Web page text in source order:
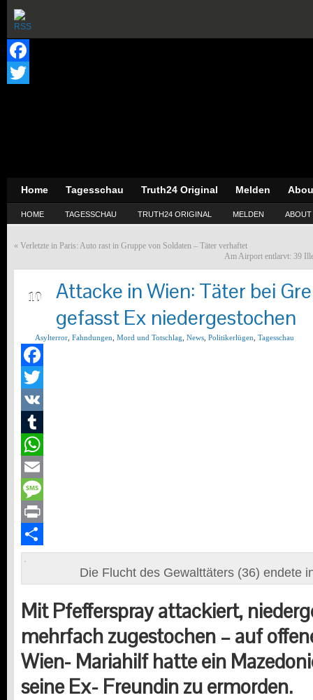
Facebook
Home Tagesschau Truth24 Original Melden
HOME TAGESSCHAU TRUTH24 ORIGINAL MELDEN ABOUT
« Verletzte in Paris: Auto rast in Gruppe von Soldaten – Täter verhaftet
Am Airport entlarvt: 39
10
Attacke in Wien: Täter bei
gefasst Ex niedergestochen
Asylterror Fahndungen Mord und Totschlag News Politikerlügen Tagesschau
Facebook
Twitter
VK
Tumblr
WhatsApp
Email
Message
Print
Die Flucht des Gewalttäters (36) endete
Mit Pfefferspray attackiert,
mehrfach zugestochen –auf
Wien- Mariahilf hatte ein
seineEx- Freundin zu ermorden.